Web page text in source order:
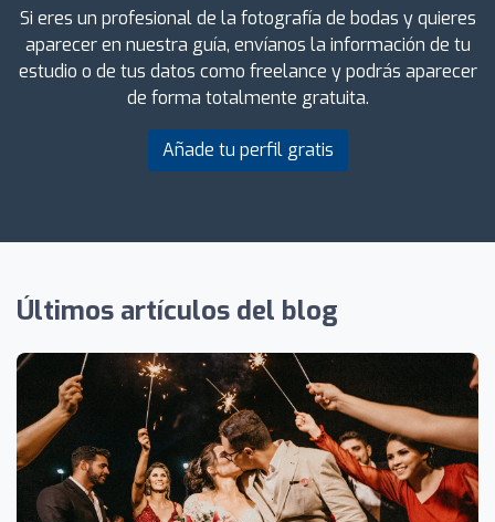
Si eres un profesional de la fotografía de bodas y quieres
aparecer en nuestra guía, envíanos la información de tu
estudio o de tus datos como freelance y podrás aparecer
de forma totalmente gratuita.
Añade tu perfil gratis
Últimos artículos del blog